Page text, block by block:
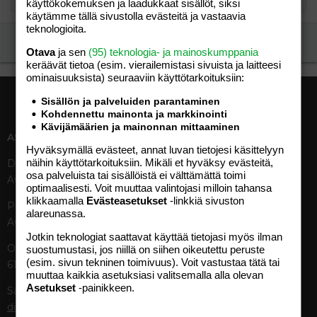
ASIAKASPALVELU
Digipalvelut (09) 156 6227
Avoinna ma–pe 8–19
Painettu lehti (09) 156 665
Avoinna ma–pe 8–19
Otavamedian vaihde (09) 156
61
Sähköposti (digi)
digi@otavamedia.fi
Tekniset tiedot, aikataulut ja
ilmoitushinnat
Tietoa verkon kävijöistä
Käyttöehdot
TUOTTEET
käyttökokemuksen ja laadukkaat sisällöt, siksi
käytämme tällä sivustolla evästeitä ja vastaavia
teknologioita.
Otavaja sen (95) teknologia- ja mainoskumppania
keräävät tietoa (esim. vierailemis­tasi sivuista ja laitteesi
ominaisuuk­sista) seuraaviin käyttötarkoituksiin:
Sisällön ja palveluiden parantaminen
Kohdennettu mainonta ja markkinointi
Kävijämäärien ja mainonnan mittaaminen
Hyväksymällä evästeet, annat luvan tietojesi käsittelyyn
näihin käyttötarkoituksiin. Mikäli et hyväksy evästeitä,
osa palveluista tai sisällöistä ei välttämättä toimi
optimaalisesti. Voit muuttaa valintojasi milloin tahansa
klikkaamalla Evästeasetukset -linkkiä sivuston
alareunassa.
Jotkin teknologiat saattavat käyttää tietojasi myös ilman
suostumustasi, jos niillä on siihen oikeutettu peruste
(esim. sivun tekninen toimivuus). Voit vastustaa tätä tai
muuttaa kaikkia asetuksiasi valitsemalla alla olevan
Asetukset -painikkeen.